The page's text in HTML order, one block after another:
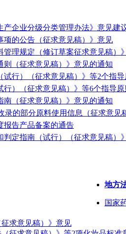
企业分级分类管理办法》意见建
项的公告（征求意见稿）》意见
管理规定（修订草案征求意见稿）
则（征求意见稿）》意见的通知
行）（征求意见稿）》等2个指
）（征求意见稿）》等6个指导
南（征求意见稿）》意见的通知
录的部分原料使用信息（征求意见
报告产品备案的通告
定指南（试行）（征求意见稿）
地方
国家
求意见稿）》意见